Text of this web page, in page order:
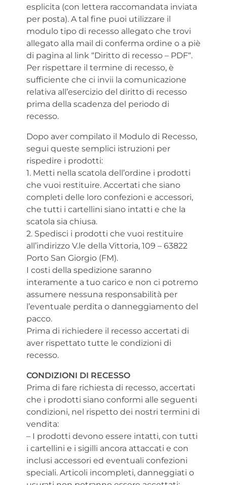
esplicita (con lettera raccomandata inviata
per posta). A tal fine puoi utilizzare il
modulo tipo di recesso allegato che trovi
allegato alla mail di conferma ordine o a piè
di pagina al link “Diritto di recesso – PDF“.
Per rispettare il termine di recesso, è
sufficiente che ci invii la comunicazione
relativa all’esercizio del diritto di recesso
prima della scadenza del periodo di
recesso.
Dopo aver compilato il Modulo di Recesso,
segui queste semplici istruzioni per
rispedire i prodotti:
1. Metti nella scatola dell’ordine i prodotti
che vuoi restituire. Accertati che siano
completi delle loro confezioni e accessori,
che tutti i cartellini siano intatti e che la
scatola sia chiusa.
2. Spedisci i prodotti che vuoi restituire
all’indirizzo V.le della Vittoria, 109 – 63822
Porto San Giorgio (FM).
I costi della spedizione saranno
interamente a tuo carico e non ci potremo
assumere nessuna responsabilità per
l’eventuale perdita o danneggiamento del
pacco.
Prima di richiedere il recesso accertati di
aver rispettato tutte le condizioni di
recesso.
CONDIZIONI DI RECESSO
Prima di fare richiesta di recesso, accertati
che i prodotti siano conformi alle seguenti
condizioni, nel rispetto dei nostri termini di
vendita:
– I prodotti devono essere intatti, con tutti
i cartellini e i sigilli ancora attaccati e con
inclusi accessori ed eventuali confezioni
speciali. Articoli incompleti, danneggiati o